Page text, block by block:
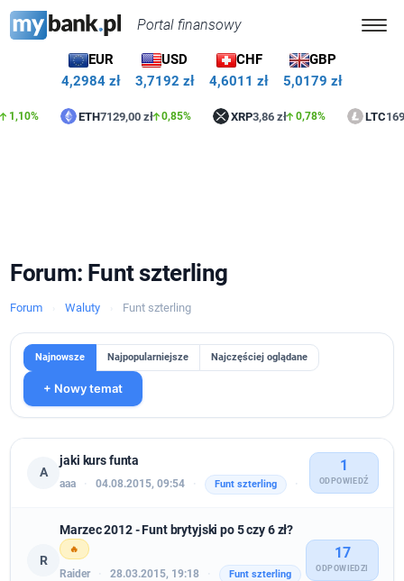
Portal finansowy
EUR
4,2984 zł
USD
3,7192 zł
CHF
4,6011 zł
GBP
5,0179 zł
ETH7129,00 zł 0,85% XRP3,86 zł 0,78% LTC169,67
Forum: Funt szterling
Forum Waluty Funt szterling
Najnowsze Najpopularniejsze Najczęściej oglądane
+ Nowy temat
A
jaki kurs funta
aaa · 04.08.2015, 09:54 · Funt szterling ·
1
ODPOWIEDŹ
R
Marzec 2012 - Funt brytyjski po 5 czy 6 zł?
🔥
Raider 28.03.2015, 19:18 Funt szterling
17
ODPOWIEDZI